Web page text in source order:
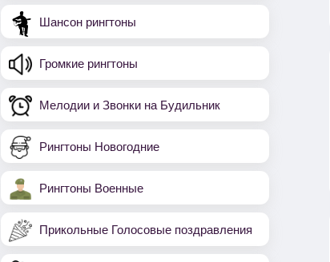
Шансон рингтоны
Громкие рингтоны
Мелодии и Звонки на Будильник
Рингтоны Новогодние
Рингтоны Военные
Прикольные Голосовые поздравления